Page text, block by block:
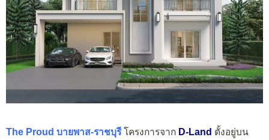
The Proud บายพาส-ราชบุรี โครงการจาก D-Land ตั้งอยู่บน